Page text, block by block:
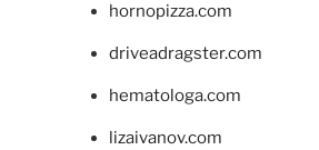
hornopizza.com
driveadragster.com
hematologa.com
lizaivanov.com